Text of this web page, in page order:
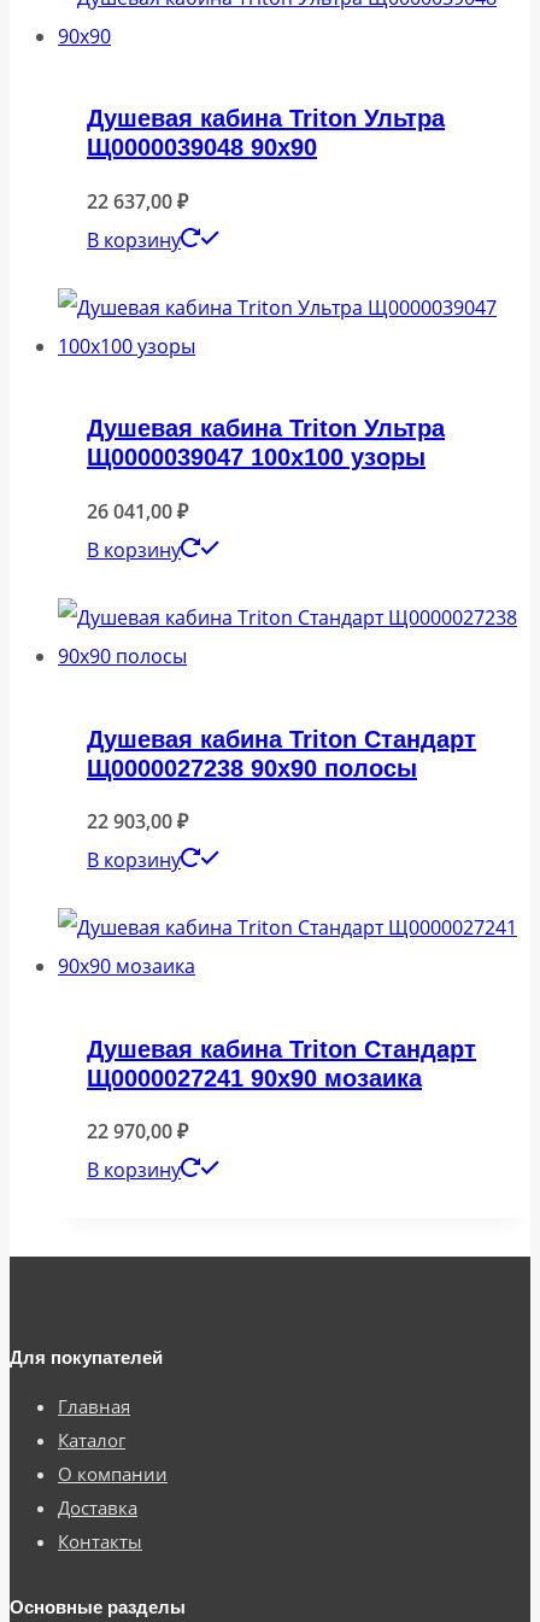
Душевая кабина Triton Ультра
Щ0000039048 90х90
22 637,00₽
В корзину
Душевая кабина Triton Ультра
Щ0000039047 100х100 узоры
26 041,00₽
В корзину
Душевая кабина Triton Стандарт
Щ0000027238 90х90 полосы
22 903,00₽
В корзину
Душевая кабина Triton Стандарт
Щ0000027241 90х90 мозаика
22 970,00₽
В корзину
Для покупателей
Главная
Каталог
О компании
Доставка
Контакты
Основные разделы